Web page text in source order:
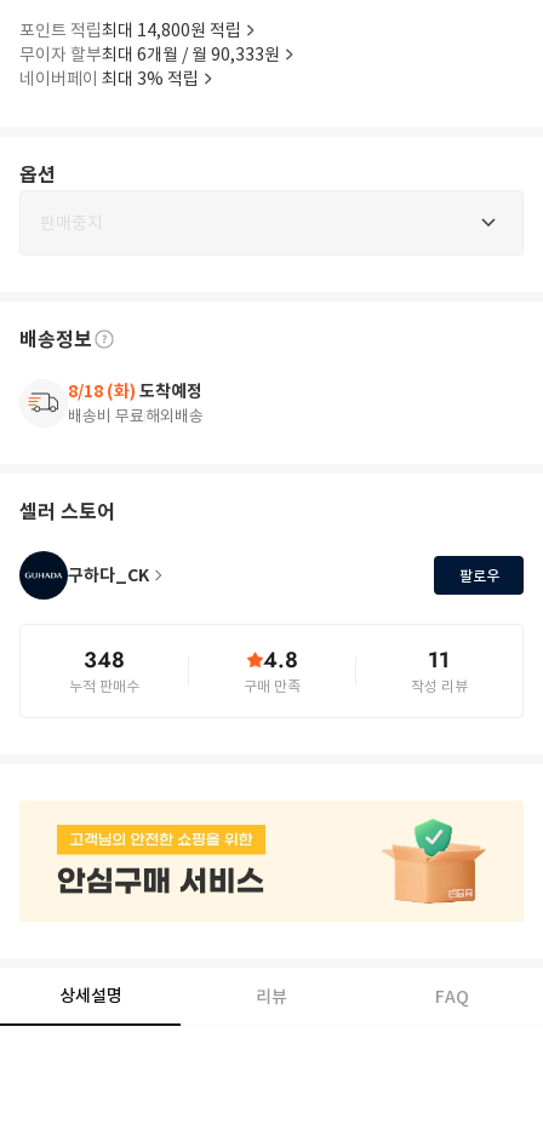
포인트 적립최대 14,800원 적립
무이자 할부최대 6개월 / 월 90,333원
네이버페이 최대 3% 적립
옵션
판매중지
배송정보
8/18 (화) 도착예정
배송비 무료해외배송
셀러 스토어
구하다_CK 팔로우
348
누적 판매수
4.8
구매 만족
11
작성 리뷰
상세설명 리뷰 FAQ